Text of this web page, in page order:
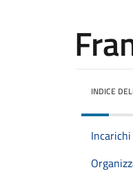
INDICE
Incarichi